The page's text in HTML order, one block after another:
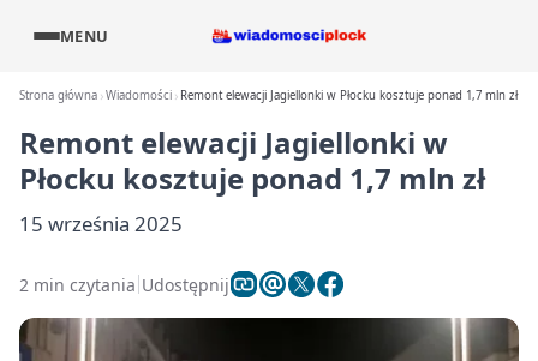
MENU
Strona główna Wiadomości Remont elewacji Jagiellonki w Płocku kosztuje ponad 1,7 mln zł
Remont elewacji Jagiellonki w
Płocku kosztuje ponad 1,7 mln zł
15 września 2025
2 min czytania Udostępnij